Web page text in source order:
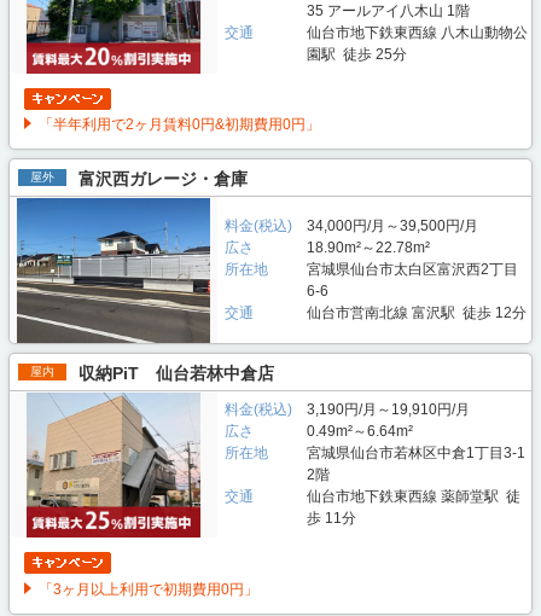
35 アールアイ八木山 1階
交通
仙台市地下鉄東西線 八木山動物公
園駅 徒歩 25分
「半年利用で2ヶ月賃料0円&初期費用0円」
屋外 富沢西ガレージ・倉庫
料金(税込)
34,000円/月～39,500円/月
広さ
18.90m²～22.78m²
所在地
宮城県仙台市太白区富沢西2丁目
6-6
交通
仙台市営南北線 富沢駅 徒歩 12分
屋内 収納PiT 仙台若林中倉店
料金(税込)
3,190円/月～19,910円/月
広さ
0.49m²～6.64m²
所在地
宮城県仙台市若林区中倉1丁目3-1
2階
交通
仙台市地下鉄東西線 薬師堂駅 徒
歩 11分
「3ヶ月以上利用で初期費用0円」